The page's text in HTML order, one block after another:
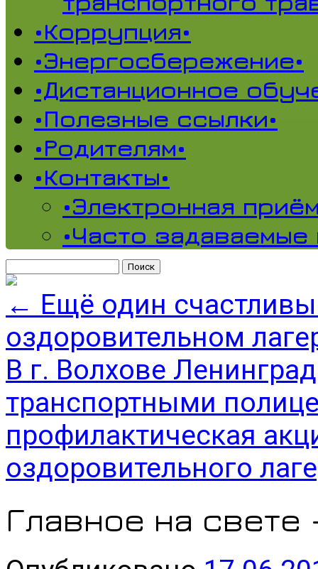
•Коррупция•
•Энергосбережение•
•Дистанционное
•Полезные ссылки•
•Родителям•
•Контакты•
•Электронная
•Часто
← Ещё один
оздоровительном
В г. Волхове
транспортными
профилактическая
оздоровительного
Главное на свете